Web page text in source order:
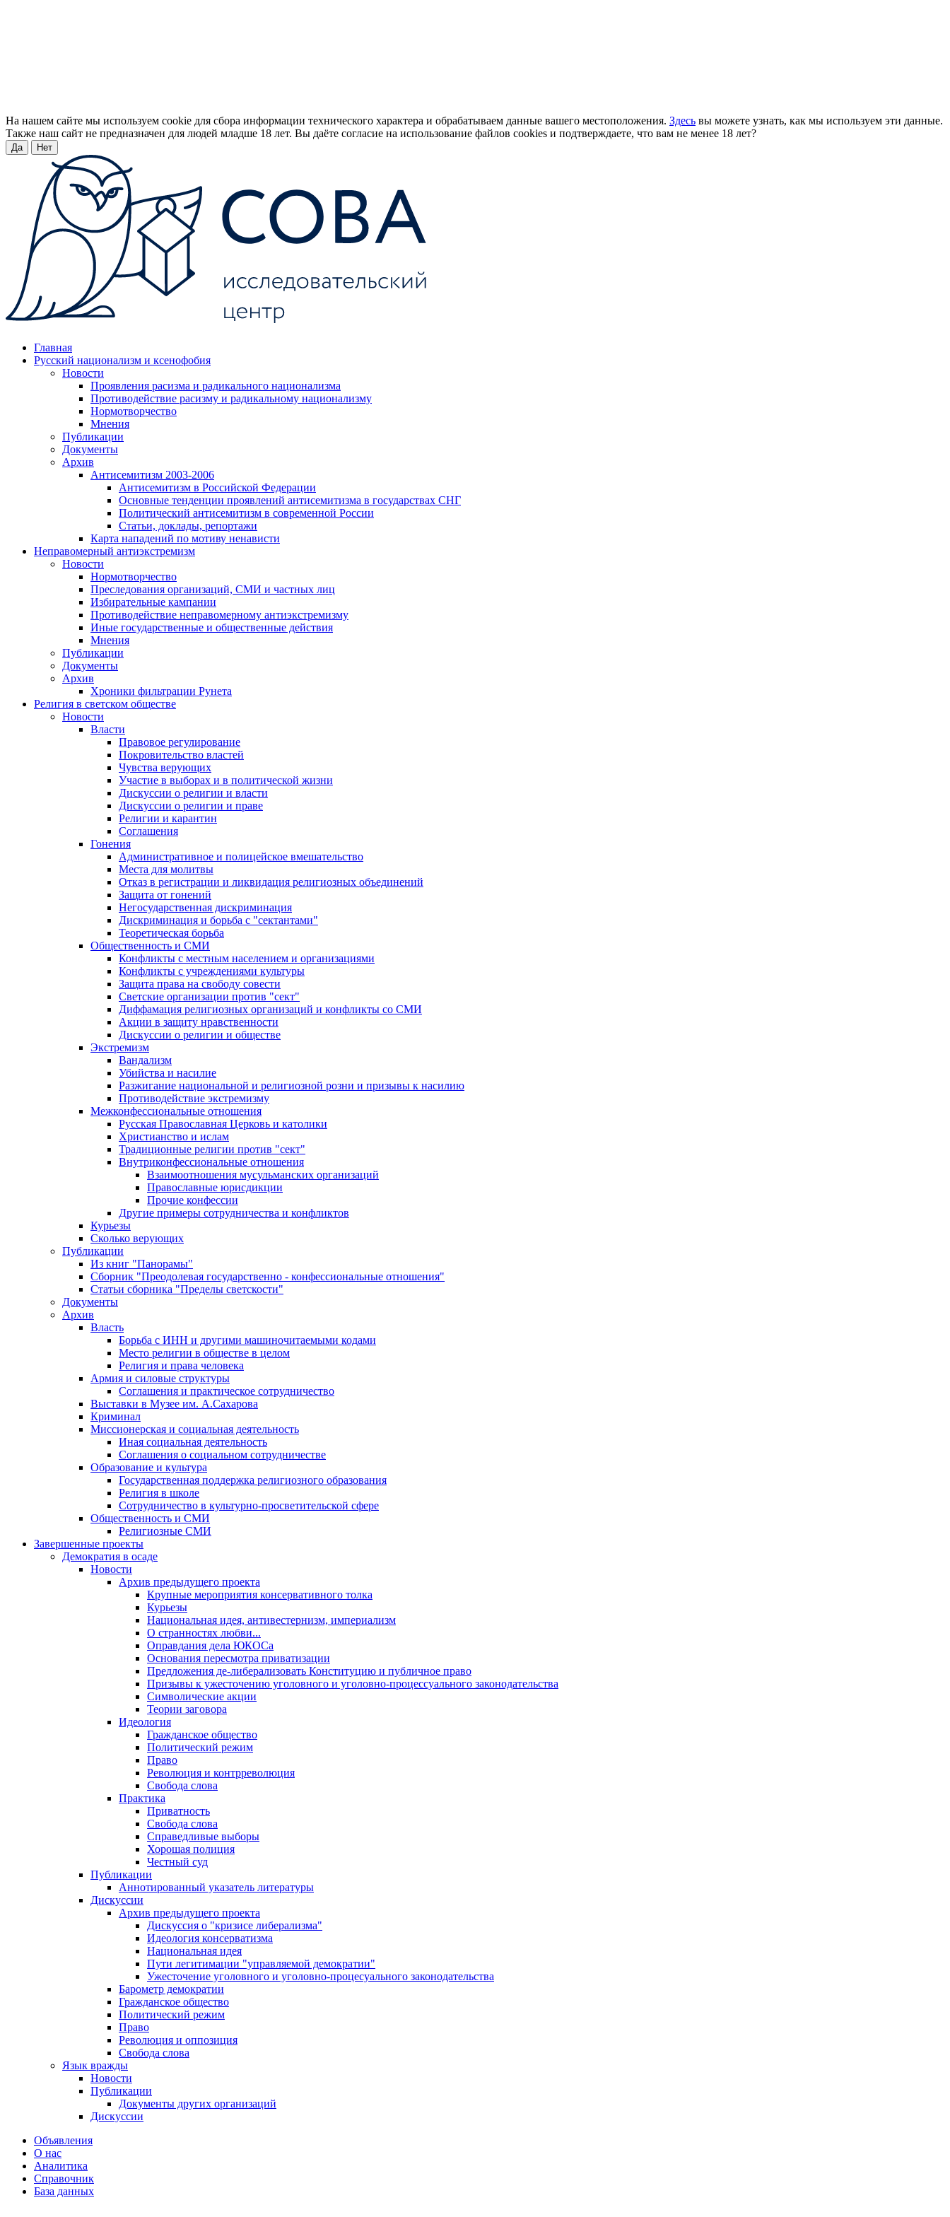
На нашем сайте мы используем cookie для сбора информации технического характера и обрабатываем данные вашего местоположения. Здесь вы можете узнать, как мы используем эти данные.
Также наш сайт не предназначен для людей младше 18 лет. Вы даёте согласие на использование файлов cookies и подтверждаете, что вам не менее 18 лет?
Да Нет
Главная
Русский национализм и ксенофобия
Новости
Проявления расизма и радикального национализма
Противодействие расизму и радикальному национализму
Нормотворчество
Мнения
Публикации
Документы
Архив
Антисемитизм 2003-2006
Антисемитизм в Российской Федерации
Основные тенденции проявлений антисемитизма в государствах СНГ
Политический антисемитизм в современной России
Статьи, доклады, репортажи
Карта нападений по мотиву ненависти
Неправомерный антиэкстремизм
Новости
Нормотворчество
Преследования организаций, СМИ и частных лиц
Избирательные кампании
Противодействие неправомерному антиэкстремизму
Иные государственные и общественные действия
Мнения
Публикации
Документы
Архив
Хроники фильтрации Рунета
Религия в светском обществе
Новости
Власти
Правовое регулирование
Покровительство властей
Чувства верующих
Участие в выборах и в политической жизни
Дискуссии о религии и власти
Дискуссии о религии и праве
Религии и карантин
Соглашения
Гонения
Административное и полицейское вмешательство
Места для молитвы
Отказ в регистрации и ликвидация религиозных объединений
Защита от гонений
Негосударственная дискриминация
Дискриминация и борьба с "сектантами"
Теоретическая борьба
Общественность и СМИ
Конфликты с местным населением и организациями
Конфликты с учреждениями культуры
Защита права на свободу совести
Светские организации против "сект"
Диффамация религиозных организаций и конфликты со СМИ
Акции в защиту нравственности
Дискуссии о религии и обществе
Экстремизм
Вандализм
Убийства и насилие
Разжигание национальной и религиозной розни и призывы к насилию
Противодействие экстремизму
Межконфессиональные отношения
Русская Православная Церковь и католики
Христианство и ислам
Традиционные религии против "сект"
Внутриконфессиональные отношения
Взаимоотношения мусульманских организаций
Православные юрисдикции
Прочие конфессии
Другие примеры сотрудничества и конфликтов
Курьезы
Сколько верующих
Публикации
Из книг "Панорамы"
Сборник "Преодолевая государственно - конфессиональные отношения"
Статьи сборника "Пределы светскости"
Документы
Архив
Власть
Борьба с ИНН и другими машиночитаемыми кодами
Место религии в обществе в целом
Религия и права человека
Армия и силовые структуры
Соглашения и практическое сотрудничество
Выставки в Музее им. А.Сахарова
Криминал
Миссионерская и социальная деятельность
Иная социальная деятельность
Соглашения о социальном сотрудничестве
Образование и культура
Государственная поддержка религиозного образования
Религия в школе
Сотрудничество в культурно-просветительской сфере
Общественность и СМИ
Религиозные СМИ
Завершенные проекты
Демократия в осаде
Новости
Архив предыдущего проекта
Крупные мероприятия консервативного толка
Курьезы
Национальная идея, антивестернизм, империализм
О странностях любви...
Оправдания дела ЮКОСа
Основания пересмотра приватизации
Предложения де-либерализовать Конституцию и публичное право
Призывы к ужесточению уголовного и уголовно-процессуального законодательства
Символические акции
Теории заговора
Идеология
Гражданское общество
Политический режим
Право
Революция и контрреволюция
Свобода слова
Практика
Приватность
Свобода слова
Справедливые выборы
Хорошая полиция
Честный суд
Публикации
Аннотированный указатель литературы
Дискуссии
Архив предыдущего проекта
Дискуссия о "кризисе либерализма"
Идеология консерватизма
Национальная идея
Пути легитимации "управляемой демократии"
Ужесточение уголовного и уголовно-процесуального законодательства
Барометр демократии
Гражданское общество
Политический режим
Право
Революция и оппозиция
Свобода слова
Язык вражды
Новости
Публикации
Документы других организаций
Дискуссии
Объявления
О нас
Аналитика
Справочник
База данных